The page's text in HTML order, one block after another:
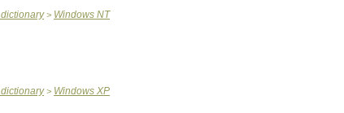
dictionary> Windows NT
dictionary> Windows XP